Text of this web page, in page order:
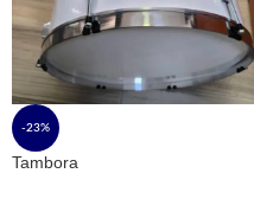
-23%
Tambora